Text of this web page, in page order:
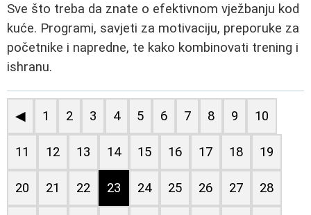
Sve što treba da znate o efektivnom vježbanju kod
kuće. Programi, savjeti za motivaciju, preporuke za
početnike i napredne, te kako kombinovati trening i
ishranu.
◀ 1 2 3 4 5 6 7 8 9 10
11 12 13 14 15 16 17 18 19
20 21 22 23 24 25 26 27 28